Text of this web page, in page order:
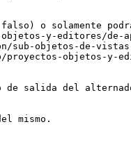
o solamente
objetos-y-editores/de-
sub-objetos-de-
proyectos-objetos-y-
de salida del
mismo.